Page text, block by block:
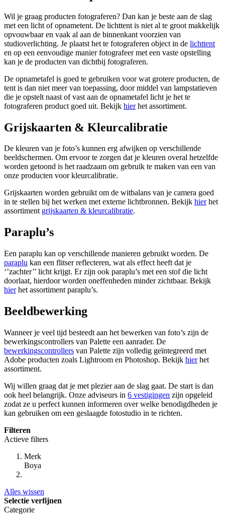
Wil je graag producten fotograferen? Dan kan je beste aan de slag
met een licht of opnametent. De lichttent is niet al te groot makkelijk
opvouwbaar en vaak al aan de binnenkant voorzien van
studioverlichting. Je plaatst het te fotograferen object in de lichttent
en op een eenvoudige manier fotografeer met een vaste opstelling
kan je de producten van dichtbij fotograferen.
De opnametafel is goed te gebruiken voor wat grotere producten, de
tent is dan niet meer van toepassing, door middel van lampstatieven
die je opstelt naast of vast aan de opnametafel licht je het te
fotograferen product goed uit. Bekijk hierhet assortiment.
Grijskaarten & Kleurcalibratie
De kleuren van je foto’s kunnen erg afwijken op verschillende
beeldschermen. Om ervoor te zorgen dat je kleuren overal hetzelfde
worden getoond is het raadzaam om gebruik te maken van een van
onze producten voor kleurcalibratie.
Grijskaarten worden gebruikt om de witbalans van je camera goed
in te stellen bij het werken met externe lichtbronnen. Bekijk hierhet
assortiment grijskaarten & kleurcalibratie.
Paraplu’s
Een paraplu kan op verschillende manieren gebruikt worden. De
paraplu kan een flitser reflecteren, wat als effect heeft dat je
‘’zachter’’ licht krijgt. Er zijn ook paraplu’s met een stof die licht
doorlaat, hierdoor worden oneffenheden minder zichtbaar. Bekijk
hierhet assortiment paraplu’s.
Beeldbewerking
Wanneer je veel tijd besteedt aan het bewerken van foto’s zijn de
bewerkingscontrollers van Palette een aanrader. De
bewerkingscontrollers van Palette zijn volledig geïntegreerd met
Adobe producten zoals Lightroom en Photoshop. Bekijk hierhet
assortiment.
Wij willen graag dat je met plezier aan de slag gaat. De start is dan
ook heel belangrijk. Onze adviseurs in 6 vestigingen zijn opgeleid
zodat ze u perfect kunnen informeren over welke benodigdheden je
kan gebruiken om een geslaagde fotostudio in te richten.
Filteren
Actieve filters
Merk
Boya
Alles wissen
Selectie verfijnen
Categorie